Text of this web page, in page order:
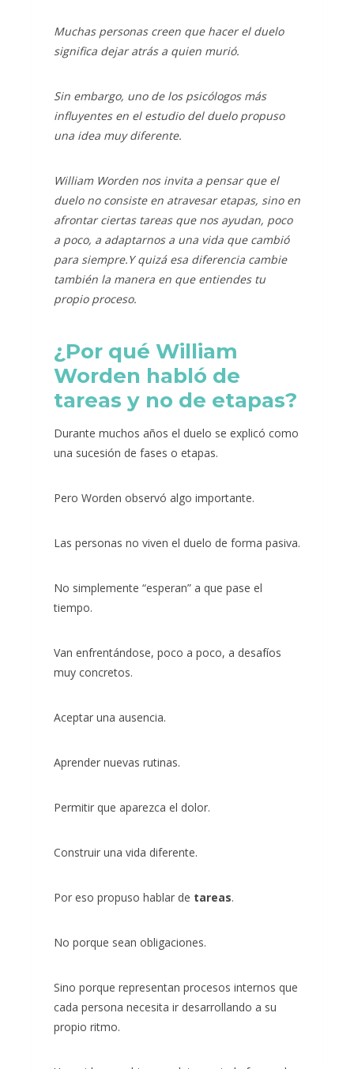
Muchas personas creen que hacer el duelo
significa dejar atrás a quien murió.
Sin embargo, uno de los psicólogos más
influyentes en el estudio del duelo propuso
una idea muy diferente.
William Worden nos invita a pensar que el
duelo no consiste en atravesar etapas, sino en
afrontar ciertas tareas que nos ayudan, poco
a poco, a adaptarnos a una vida que cambió
para siempre.Y quizá esa diferencia cambie
también la manera en que entiendes tu
propio proceso.
¿Por qué William
Worden habló de
tareas y no de etapas?
Durante muchos años el duelo se explicó como
una sucesión de fases o etapas.
Pero Worden observó algo importante.
Las personas no viven el duelo de forma pasiva.
No simplemente “esperan” a que pase el
tiempo.
Van enfrentándose, poco a poco, a desafíos
muy concretos.
Aceptar una ausencia.
Aprender nuevas rutinas.
Permitir que aparezca el dolor.
Construir una vida diferente.
Por eso propuso hablar de tareas.
No porque sean obligaciones.
Sino porque representan procesos internos que
cada persona necesita ir desarrollando a su
propio ritmo.